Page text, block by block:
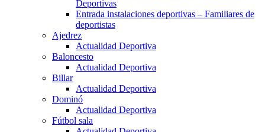
Deportivas
Entrada instalaciones deportivas – Familiares de
deportistas
Ajedrez
Actualidad Deportiva
Baloncesto
Actualidad Deportiva
Billar
Actualidad Deportiva
Dominó
Actualidad Deportiva
Fútbol sala